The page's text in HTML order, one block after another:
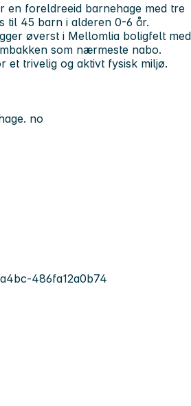
en foreldreeid barnehage med tre
til 45 barn i alderen 0-6 år.
øverst i Mellomlia boligfelt med
som nærmeste nabo.
et trivelig og aktivt fysisk miljø.
no
486fa12a0b74